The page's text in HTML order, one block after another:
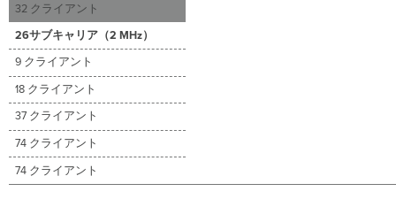
32 クライアント
26サブキャリア（2 MHz）
9 クライアント
18 クライアント
37 クライアント
74 クライアント
74 クライアント